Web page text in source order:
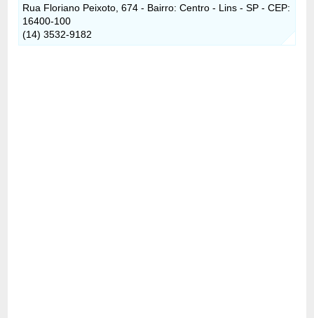
Rua Floriano Peixoto, 674 - Bairro: Centro - Lins - SP - CEP:
16400-100
(14) 3532-9182